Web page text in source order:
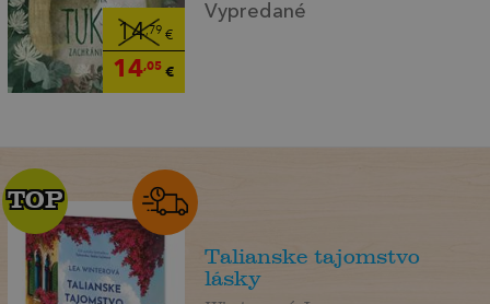
14,79 €
14,05€
Vypredané
TOP
TOP
Talianske tajomstvo
lásky